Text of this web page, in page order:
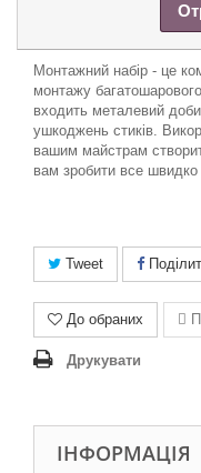
Монтажний набір - це
монтажу
входить металевий
ушкоджень стиків.
вашим майстрам
вам зробити все швидко
Tweet
До обраних
Друкувати
ІНФОРМАЦІЯ